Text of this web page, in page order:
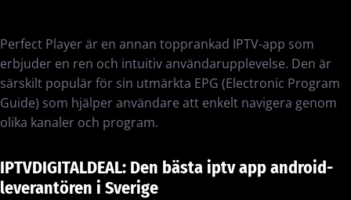
Perfect Player är en annan topprankad IPTV-app som
erbjuder en ren och intuitiv användarupplevelse. Den är
särskilt populär för sin utmärkta EPG (Electronic Program
Guide) som hjälper användare att enkelt navigera genom
olika kanaler och program.
IPTVDIGITALDEAL: Den bästa iptv app android-
leverantören i Sverige